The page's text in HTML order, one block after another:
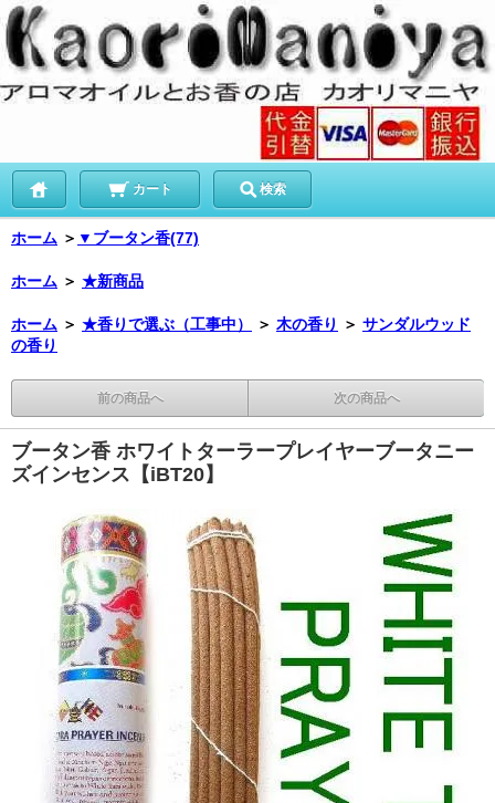
カート 検索
ホーム ＞ ▼ブータン香(77)
ホーム ＞ ★新商品
ホーム ＞ ★香りで選ぶ（工事中） ＞ 木の香り ＞ サンダルウッド
の香り
前の商品へ 次の商品へ
ブータン香 ホワイトターラープレイヤーブータニー
ズインセンス【iBT20】